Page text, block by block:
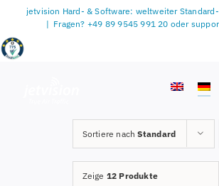
springen
jetvision Hard- & Software: weltweiter
| Fragen? +49 89 9545 991 20 oder
Sortiere nachStandard
Zeige 12 Produkte